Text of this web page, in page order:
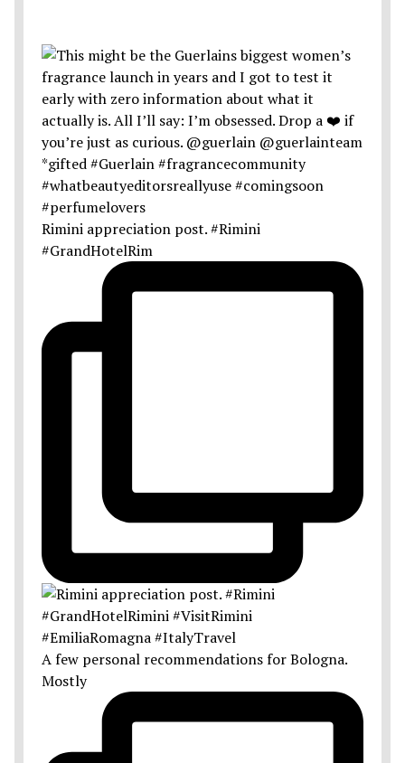
Rimini appreciation post. #Rimini
#GrandHotelRim
A few personal recommendations for Bologna.
Mostly